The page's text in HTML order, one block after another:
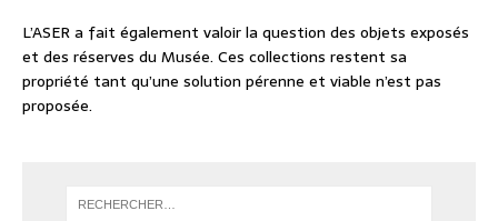
L’ASER a fait également valoir la question des objets exposés
et des réserves du Musée. Ces collections restent sa
propriété tant qu’une solution pérenne et viable n’est pas
proposée.